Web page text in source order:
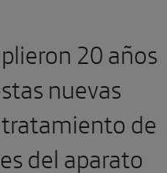
20 años
nuevas
de
del aparato